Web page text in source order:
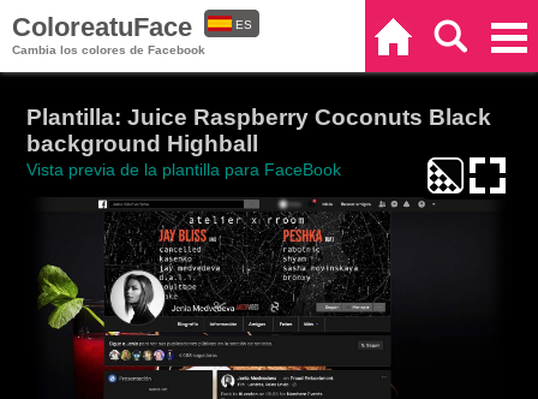
ColoreatuFace
Cambia los colores de Facebook
ES
Plantilla: Juice Raspberry Coconuts Black
background Highball
Vista previa de la plantilla para FaceBook